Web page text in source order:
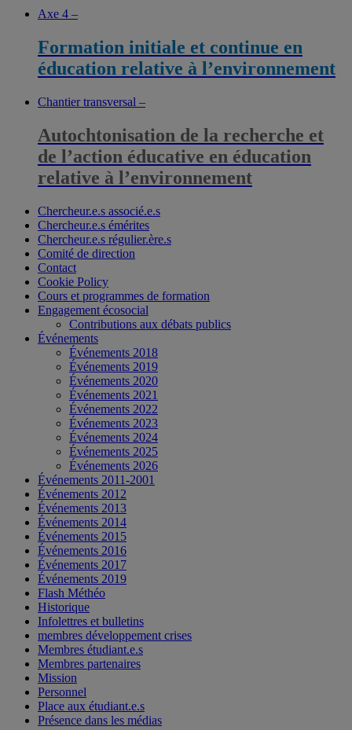
Axe 4 –
Formation initiale et continue en
éducation relative à l’environnement
Chantier transversal –
Autochtonisation de la recherche et
de l’action éducative en éducation
relative à l’environnement
Chercheur.e.s associé.e.s
Chercheur.e.s émérites
Chercheur.e.s régulier.ère.s
Comité de direction
Contact
Cookie Policy
Cours et programmes de formation
Engagement écosocial
Contributions aux débats publics
Événements
Événements 2018
Événements 2019
Événements 2020
Événements 2021
Événements 2022
Événements 2023
Événements 2024
Événements 2025
Événements 2026
Événements 2011-2001
Événements 2012
Événements 2013
Événements 2014
Événements 2015
Événements 2016
Événements 2017
Événements 2019
Flash Méthéo
Historique
Infolettres et bulletins
membres développement crises
Membres étudiant.e.s
Membres partenaires
Mission
Personnel
Place aux étudiant.e.s
Présence dans les médias